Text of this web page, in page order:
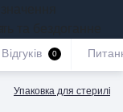
та бездоганне
Упаковка для
Відгуків 0